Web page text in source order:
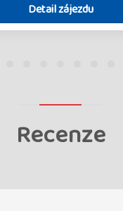
Detail zájezdu
Recenze